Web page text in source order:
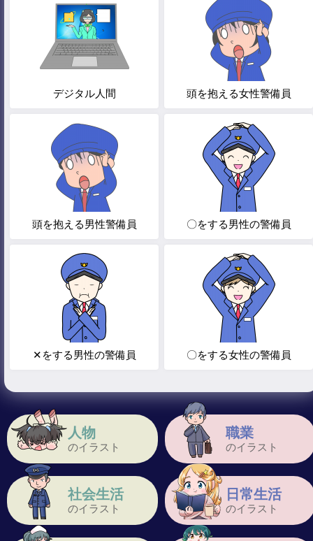
人物
のイラスト
職業
のイラスト
社会生活
のイラスト
日常生活
のイラスト
デジタル人間 頭を抱える女性警備員
頭を抱える男性警備員 〇をする男性の警備員
✕をする男性の警備員 〇をする女性の警備員